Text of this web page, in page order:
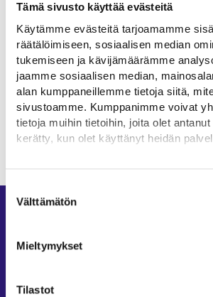
Tämä sivusto käyttää evästeitä
Käytämme evästeitä tarjoamamme
räätälöimiseen, sosiaalisen median
tukemiseen ja kävijämäärämme
jaamme sosiaalisen median,
alan kumppaneillemme tietoja siitä,
sivustoamme. Kumppanimme voivat
tietoja muihin tietoihin, joita olet
kerätty, kun olet käyttänyt heidän
Löydät tietoa evästeiden
Lue tarkemmin
Suostumuksen
valinta
Välttämätön
Mieltymykset
Tilastot
Suomen Taideterapiayhdistys ry ⁠
Ammattialat
Terveydenhuolto
Asiointi